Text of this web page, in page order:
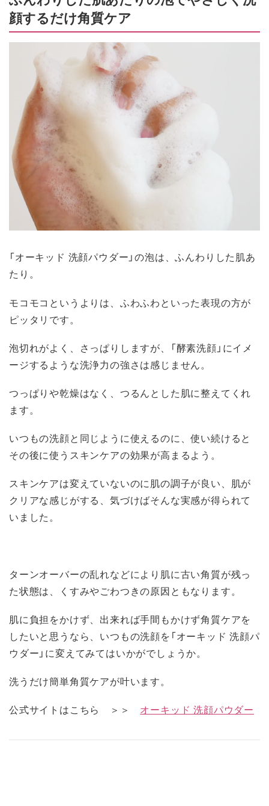
顔するだけ角質ケア
「オーキッド 洗顔パウダー」の泡は、ふんわりした肌あ
たり。
モコモコというよりは、ふわふわといった表現の方が
ピッタリです。
泡切れがよく、さっぱりしますが、「酵素洗顔」にイメ
ージするような洗浄力の強さは感じません。
つっぱりや乾燥はなく、つるんとした肌に整えてくれ
ます。
いつもの洗顔と同じように使えるのに、使い続けると
その後に使うスキンケアの効果が高まるよう。
スキンケアは変えていないのに肌の調子が良い、肌が
クリアな感じがする、気づけばそんな実感が得られて
いました。
ターンオーバーの乱れなどにより肌に古い角質が残っ
た状態は、くすみやごわつきの原因ともなります。
肌に負担をかけず、出来れば手間もかけず角質ケアを
したいと思うなら、いつもの洗顔を「オーキッド 洗顔パ
ウダー」に変えてみてはいかがでしょうか。
洗うだけ簡単角質ケアが叶います。
公式サイトはこちら ＞＞ オーキッド 洗顔パウダー